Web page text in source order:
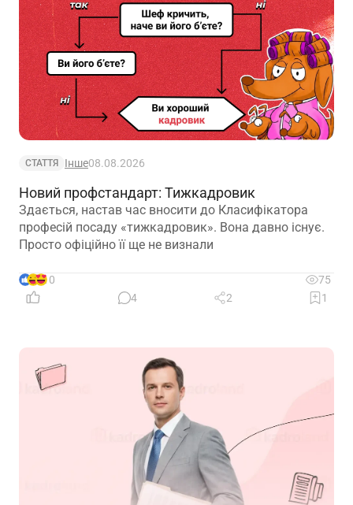
СТАТТЯ Інше08.08.2026
Новий профстандарт: Тижкадровик
Здається, настав час вносити до Класифікатора
професій посаду «тижкадровик». Вона давно існує.
Просто офіційно її ще не визнали
10
75
4
2 1